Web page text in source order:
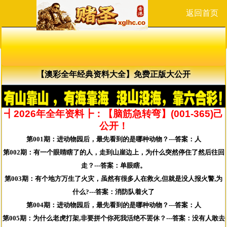
返回首页
【澳彩全年经典资料大全】免费正版大公开
┫2026年全年资料┣：【脑筋急转弯】(001-365)己
公开！
第001期：进动物园后，最先看到的是哪种动物？---答案：人
第002期：有一个眼睛瞎了的人，走到山崖边上，为什么突然停住了然后往回
走？---答案：单眼瞎。
第003期：有个地方万生了火灾，虽然有很多人在救火,但就是没人报火警,为
什么?---答案：消防队着火了
第004期：进动物园后，最先看到的是哪种动物？---答案：人
第005期：为什么老虎打架,非要拼个你死我活绝不罢休？---答案：没有人敢去